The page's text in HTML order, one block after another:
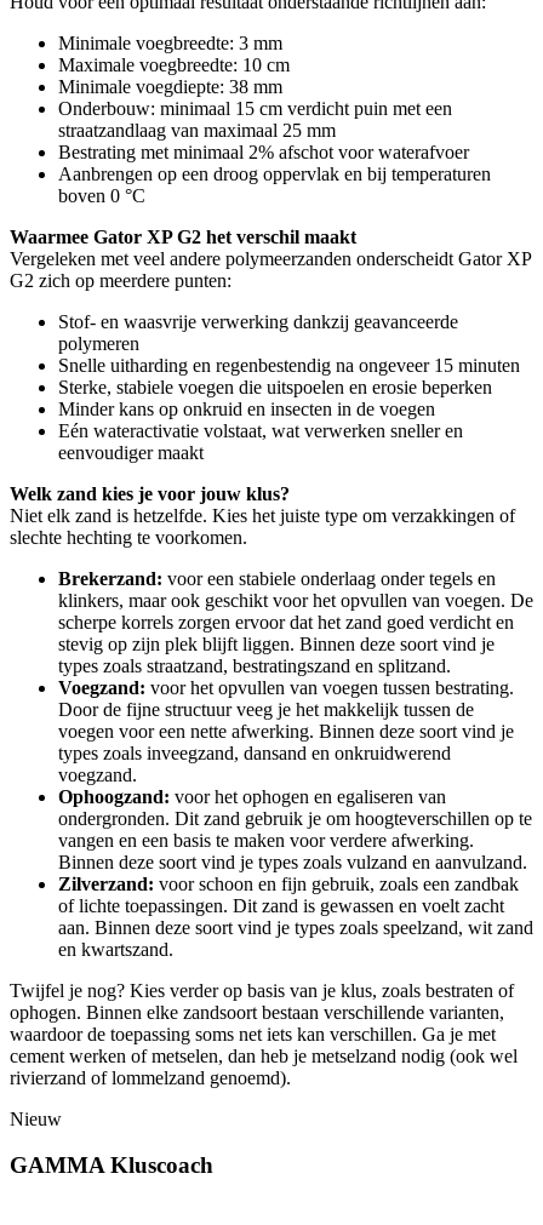
Minimale voegbreedte: 3 mm
Maximale voegbreedte: 10 cm
Minimale voegdiepte: 38 mm
Onderbouw: minimaal 15 cm verdicht puin met een
straatzandlaag van maximaal 25 mm
Bestrating met minimaal 2% afschot voor waterafvoer
Aanbrengen op een droog oppervlak en bij temperaturen
boven 0 °C
Waarmee Gator XP G2 het verschil maakt
Vergeleken met veel andere polymeerzanden onderscheidt Gator XP
G2 zich op meerdere punten:
Stof- en waasvrije verwerking dankzij geavanceerde
polymeren
Snelle uitharding en regenbestendig na ongeveer 15 minuten
Sterke, stabiele voegen die uitspoelen en erosie beperken
Minder kans op onkruid en insecten in de voegen
Eén wateractivatie volstaat, wat verwerken sneller en
eenvoudiger maakt
Welk zand kies je voor jouw klus?
Niet elk zand is hetzelfde. Kies het juiste type om verzakkingen of
slechte hechting te voorkomen.
Brekerzand: voor een stabiele onderlaag onder tegels en
klinkers, maar ook geschikt voor het opvullen van voegen. De
scherpe korrels zorgen ervoor dat het zand goed verdicht en
stevig op zijn plek blijft liggen. Binnen deze soort vind je
types zoals straatzand, bestratingszand en splitzand.
Voegzand: voor het opvullen van voegen tussen bestrating.
Door de fijne structuur veeg je het makkelijk tussen de
voegen voor een nette afwerking. Binnen deze soort vind je
types zoals inveegzand, dansand en onkruidwerend
voegzand.
Ophoogzand: voor het ophogen en egaliseren van
ondergronden. Dit zand gebruik je om hoogteverschillen op te
vangen en een basis te maken voor verdere afwerking.
Binnen deze soort vind je types zoals vulzand en aanvulzand.
Zilverzand: voor schoon en fijn gebruik, zoals een zandbak
of lichte toepassingen. Dit zand is gewassen en voelt zacht
aan. Binnen deze soort vind je types zoals speelzand, wit zand
en kwartszand.
Twijfel je nog? Kies verder op basis van je klus, zoals bestraten of
ophogen. Binnen elke zandsoort bestaan verschillende varianten,
waardoor de toepassing soms net iets kan verschillen. Ga je met
cement werken of metselen, dan heb je metselzand nodig (ook wel
rivierzand of lommelzand genoemd).
Nieuw
GAMMA Kluscoach